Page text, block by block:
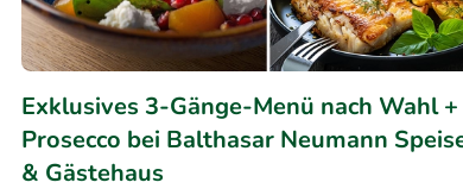
Exklusives 3-Gänge-Menü nach Wahl +
Prosecco bei Balthasar Neumann
& Gästehaus